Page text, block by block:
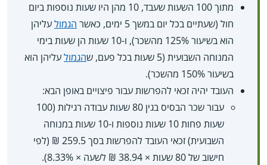
מתוך 100 השעות שעבד, 10 מהן היו שעות נוספות ביום
חול (שעתיים בכל יום במשך 5 ימים, כאשר
הגמולעליהן
הוא בשיעור 125% מהשכר), ו-10 שעות הן שעות בימי
המנוחה השבועית (5 שעות בכל פעם, ש
הגמולעליהן הוא
בשיעור 150% מהשכר).
העובד יהיה זכאי להפרשות עבור פיצויים באופן הבא:
עבור שכר הבסיס בגין 80 שעות עבודה רגילות (100
שעות פחות 10 שעות נוספות ו-10 שעות במנוחה
השבועית) זכאי העובד להפרשות בסך 259.5 ₪ (לפי
חישוב של 80 שעות ×‏ 38.94 ₪ לשעה ×‏ 8.33%).